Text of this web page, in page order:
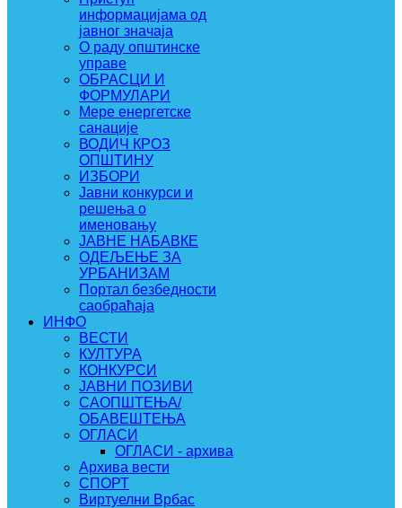
информацијама од
јавног значаја
О раду општинске
управе
ОБРАСЦИ И
ФОРМУЛАРИ
Мере енергетске
санације
ВОДИЧ КРОЗ
ОПШТИНУ
ИЗБОРИ
Јавни конкурси и
решења о
именовању
ЈАВНЕ НАБАВКЕ
ОДЕЉЕЊЕ ЗА
УРБАНИЗАМ
Портал безбедности
саобраћаја
ИНФО
ВЕСТИ
КУЛТУРА
КОНКУРСИ
ЈАВНИ ПОЗИВИ
САОПШТЕЊА/
ОБАВЕШТЕЊА
ОГЛАСИ
ОГЛАСИ - архива
Архива вести
СПОРТ
Виртуелни Врбас